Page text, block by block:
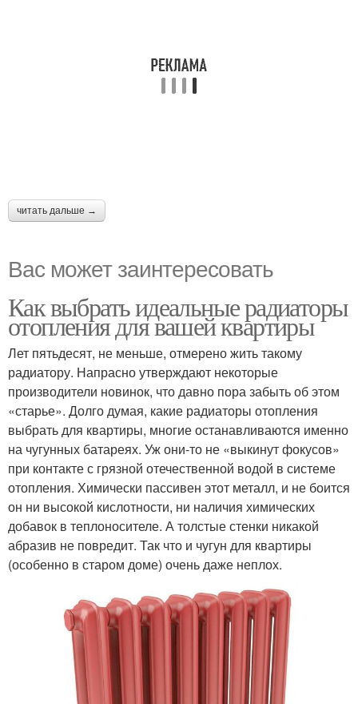
читать дальше →
Вас может заинтересовать
Как выбрать идеальные радиаторы
отопления для вашей квартиры
Лет пятьдесят, не меньше, отмерено жить такому
радиатору. Напрасно утверждают некоторые
производители новинок, что давно пора забыть об этом
«старье». Долго думая, какие радиаторы отопления
выбрать для квартиры, многие останавливаются именно
на чугунных батареях. Уж они-то не «выкинут фокусов»
при контакте с грязной отечественной водой в системе
отопления. Химически пассивен этот металл, и не боится
он ни высокой кислотности, ни наличия химических
добавок в теплоносителе. А толстые стенки никакой
абразив не повредит. Так что и чугун для квартиры
(особенно в старом доме) очень даже неплох.